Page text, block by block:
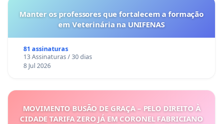
Manter os professores que fortalecem a formação
em Veterinária na UNIFENAS
81 assinaturas
13 Assinaturas / 30 dias
8 Jul 2026
MOVIMENTO BUSÃO DE GRAÇA – PELO DIREITO À
CIDADE TARIFA ZERO JÁ EM CORONEL FABRICIANO